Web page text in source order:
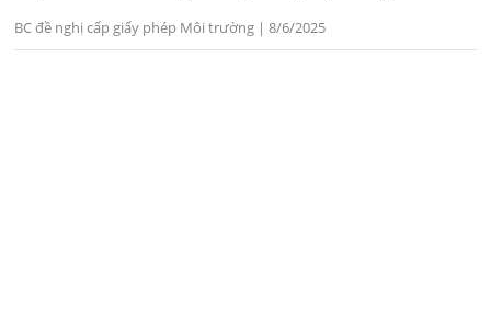
BC đề nghị cấp giấy phép Môi trường | 8/6/2025